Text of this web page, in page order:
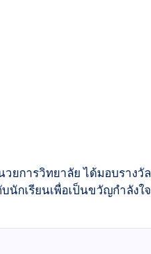
ยการวิทยาลัย ได้มอบรางวัล
นักเรียนเพื่อเป็นขวัญกำลังใจ